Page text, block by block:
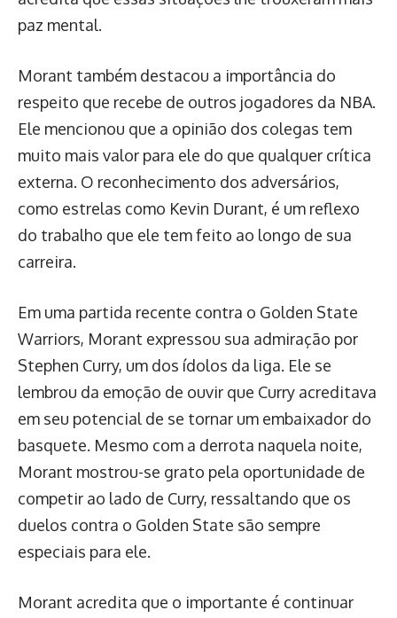
paz mental.
Morant também destacou a importância do
respeito que recebe de outros jogadores da NBA.
Ele mencionou que a opinião dos colegas tem
muito mais valor para ele do que qualquer crítica
externa. O reconhecimento dos adversários,
como estrelas como Kevin Durant, é um reflexo
do trabalho que ele tem feito ao longo de sua
carreira.
Em uma partida recente contra o Golden State
Warriors, Morant expressou sua admiração por
Stephen Curry, um dos ídolos da liga. Ele se
lembrou da emoção de ouvir que Curry acreditava
em seu potencial de se tornar um embaixador do
basquete. Mesmo com a derrota naquela noite,
Morant mostrou-se grato pela oportunidade de
competir ao lado de Curry, ressaltando que os
duelos contra o Golden State são sempre
especiais para ele.
Morant acredita que o importante é continuar